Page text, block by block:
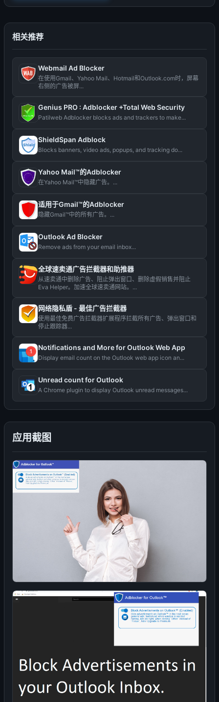
应用截图
相关推荐
Webmail Ad Blocker
在使用Gmail、Yahoo Mail、Hotmail和Outlook.com时，屏幕
右侧的广告被屏...
Genius PRO : Adblocker +Total Web Security
Patilweb Adblocker blocks ads and trackers to make...
ShieldSpan Adblock
Blocks banners, video ads, popups, and tracking do...
Yahoo Mail™的Adblocker
在Yahoo Mail™中隐藏广告。...
适用于Gmail™的Adblocker
隐藏Gmail™中的所有广告。...
Outlook Ad Blocker
Remove ads from your email inbox...
全球速卖通广告拦截器和助推器
从速卖通中删除广告、阻止弹出窗口、删除虚假销售并阻止
Eva Helper。加速全球速卖通网站。...
网络隐私盾 - 最佳广告拦截器
使用最佳免费广告拦截器扩展程序拦截所有广告、弹出窗口和
停止跟踪器...
Notifications and More for Outlook Web App
Display email count on the Outlook web app icon an...
Unread count for Outlook
A Chrome plugin to display Outlook unread messages...